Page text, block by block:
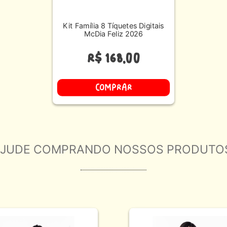
Kit Família 8 Tíquetes Digitais
McDia Feliz 2026
R$ 168,00
COMPRAR
COMPRANDO NOSSOS